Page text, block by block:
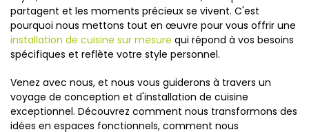
partagent et les moments précieux se vivent. C'est
pourquoi nous mettons tout en œuvre pour vous offrir une
installation de cuisine sur mesure qui répond à vos besoins
spécifiques et reflète votre style personnel.
Venez avec nous, et nous vous guiderons à travers un
voyage de conception et d'installation de cuisine
exceptionnel. Découvrez comment nous transformons des
idées en espaces fonctionnels, comment nous